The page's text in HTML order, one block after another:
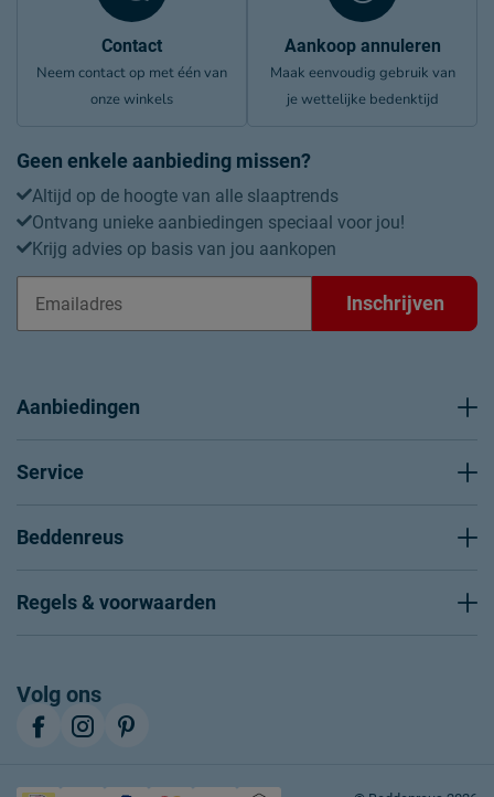
Contact
Neem contact op met één van
onze winkels
Aankoop annuleren
Maak eenvoudig gebruik van
je wettelijke bedenktijd
Geen enkele aanbieding missen?
Altijd op de hoogte van alle slaaptrends
Ontvang unieke aanbiedingen speciaal voor jou!
Krijg advies op basis van jou aankopen
Inschrijven
Aanbiedingen
Service
Beddenreus
Regels & voorwaarden
Volg ons